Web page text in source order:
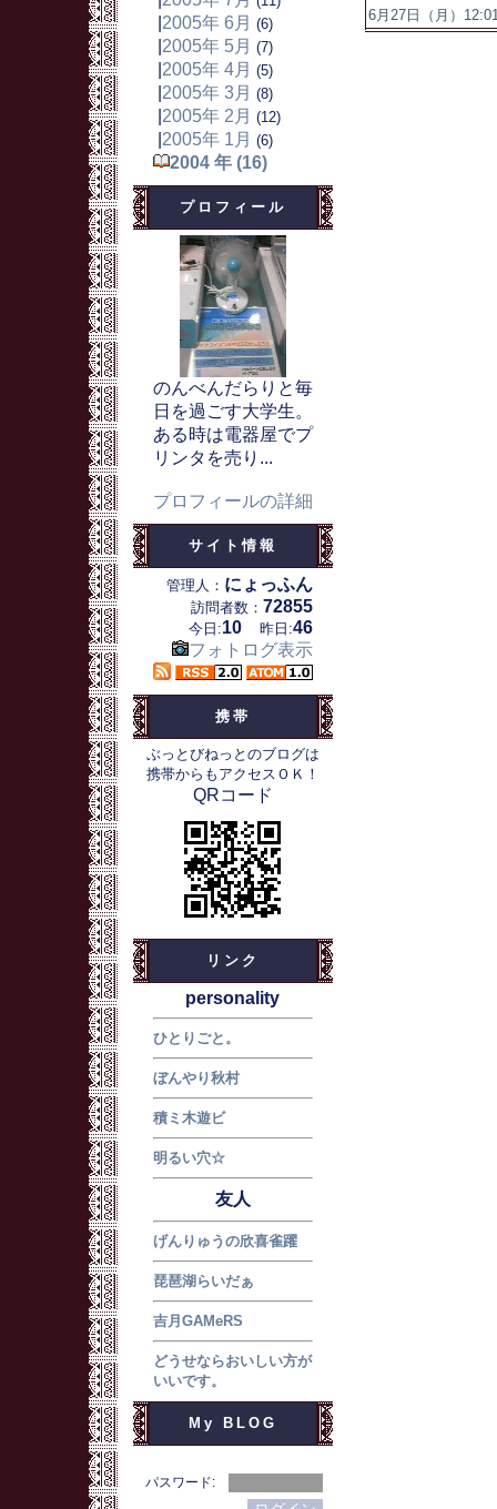
2005年 6月 (6)
2005年 5月 (7)
2005年 4月 (5)
2005年 3月 (8)
2005年 2月 (12)
2005年 1月 (6)
2004 年 (16)
プロフィール
のんべんだらりと毎
日を過ごす大学生。
ある時は電器屋でプ
リンタを売り...
プロフィールの詳細
サイト情報
管理人： にょっふん
訪問者数： 72855
今日:10 昨日:46
フォトログ表示
携帯
ぶっとびねっとのブログは
携帯からもアクセスＯＫ！
QRコード
リンク
personality
ひとりごと。
ぼんやり秋村
積ミ木遊ビ
明るい穴☆
友人
げんりゅうの欣喜雀躍
琵琶湖らいだぁ
吉月GAMeRS
どうせならおいしい方が
いいです。
My BLOG
パスワード:
6月27日（月）